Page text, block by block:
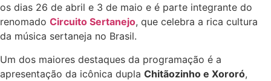
os dias 26 de abril e 3 de maio e é parte integrante do
renomado Circuito Sertanejo, que celebra a rica cultura
da música sertaneja no Brasil.
Um dos maiores destaques da programação é a
apresentação da icônica dupla Chitãozinho e Xororó,